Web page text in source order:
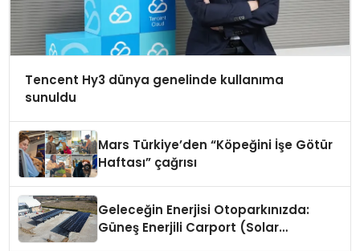
Tencent Hy3 dünya genelinde kullanıma
sunuldu
Mars Türkiye’den “Köpeğini İşe Götür
Haftası” çağrısı
Geleceğin Enerjisi Otoparkınızda:
Güneş Enerjili Carport (Solar